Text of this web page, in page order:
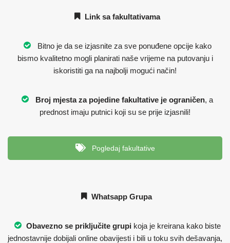
Link sa fakultativama
Bitno je da se izjasnite za sve ponuđene opcije kako
bismo kvalitetno mogli planirati naše vrijeme na putovanju i
iskoristiti ga na najbolji mogući način!
Broj mjesta za pojedine fakultative je ograničen, a
prednost imaju putnici koji su se prije izjasnili!
Pogledaj fakultative
Whatsapp Grupa
Obavezno se priključite grupikoja je kreirana kako biste
jednostavnije dobijali online obavijesti i bili u toku svih dešavanja,